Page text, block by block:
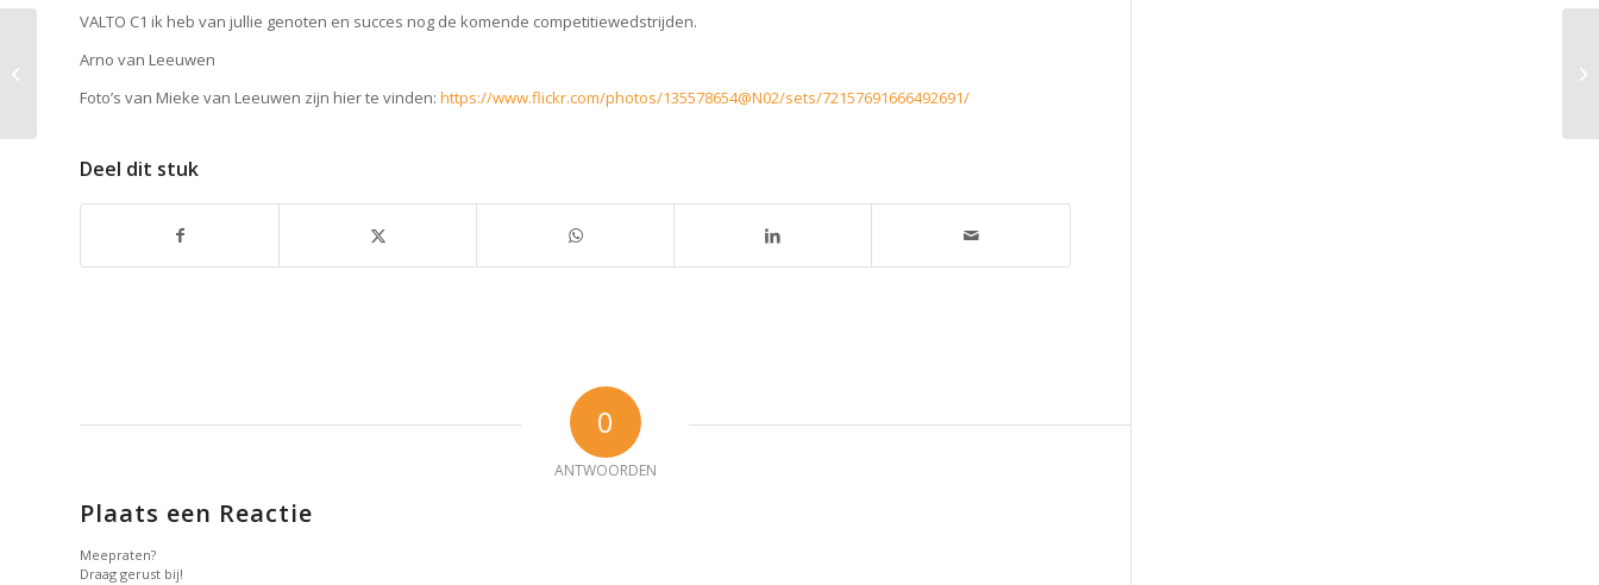
VALTO C1 ik heb van jullie genoten en succes nog de komende competitiewedstrijden.
Arno van Leeuwen
Foto’s van Mieke van Leeuwen zijn hier te vinden: https://www.flickr.com/photos/135578654@N02/sets/72157691666492691/
Deel dit stuk
0
ANTWOORDEN
Plaats een Reactie
Meepraten?
Draag gerust bij!
Sportgrond